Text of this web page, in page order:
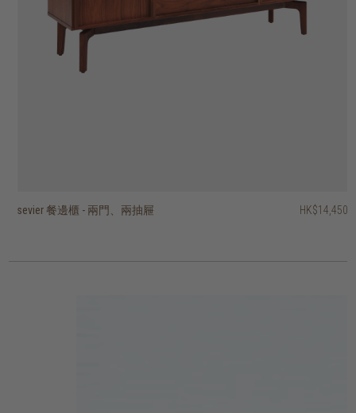
sevier 餐邊櫃 - 兩門、兩抽屜 HK$14,450
basic 餐邊櫃 - 四櫃門、四抽屜 HK$26,950
pillar 三門餐邊櫃 HK$26,950
pillar 兩門餐邊櫃 HK$19,450
stairs 三門餐邊櫃 HK$24,950
roller max 餐邊櫃- 兩趟門 HK$23,450
timba 餐邊櫃 - 四門、單開放式層架 HK$19,950
timba 餐邊櫃 - 三門、單開放式層架 HK$16,950
timba 兩門餐邊櫃、單開放層架 HK$12,950
ligna 餐邊櫃 - 三門、三抽屜 HK$29,950